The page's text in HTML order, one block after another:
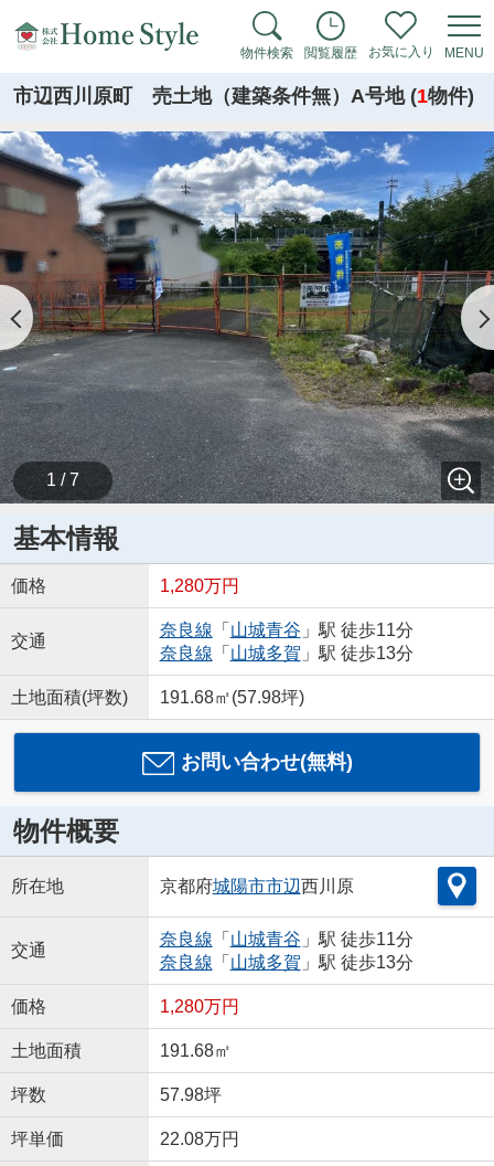
物件検索 閲覧履歴 お気に入り MENU
市辺西川原町 売土地（建築条件無）A号地 (1物件)
1 / 7
基本情報
価格 1,280万円
交通
奈良線 「 山城青谷 」駅 徒歩11分
奈良線 「 山城多賀 」駅 徒歩13分
土地面積(坪数) 191.68㎡(57.98坪)
お問い合わせ(無料)
物件概要
所在地 京都府城陽市市辺西川原
交通
奈良線 「 山城青谷 」駅 徒歩11分
奈良線 「 山城多賀 」駅 徒歩13分
価格 1,280万円
土地面積 191.68㎡
坪数 57.98坪
坪単価 22.08万円